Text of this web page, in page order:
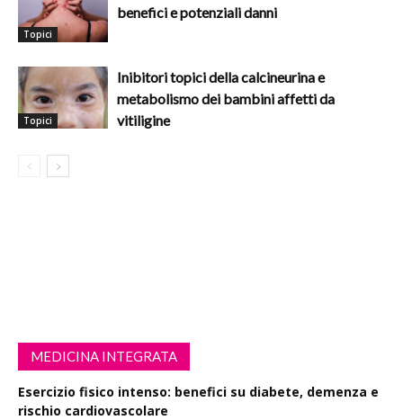
Topici
benefici e potenziali danni
Topici
Inibitori topici della calcineurina e
metabolismo dei bambini affetti da
vitiligine
MEDICINA INTEGRATA
Esercizio fisico intenso: benefici su diabete, demenza e
rischio cardiovascolare